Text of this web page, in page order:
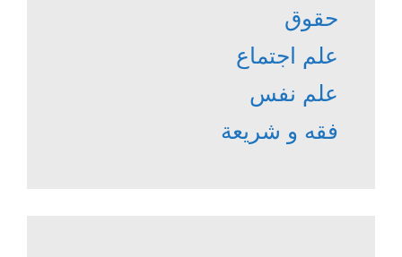
حقوق
علم اجتماع
علم نفس
فقه و شريعة